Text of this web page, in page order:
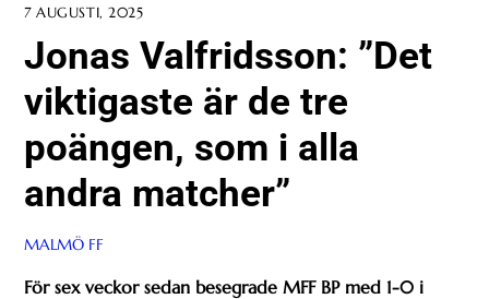
7 AUGUSTI, 2025
Jonas Valfridsson: ”Det
viktigaste är de tre
poängen, som i alla
andra matcher”
MALMÖ FF
För sex veckor sedan besegrade MFF BP med 1-0 i